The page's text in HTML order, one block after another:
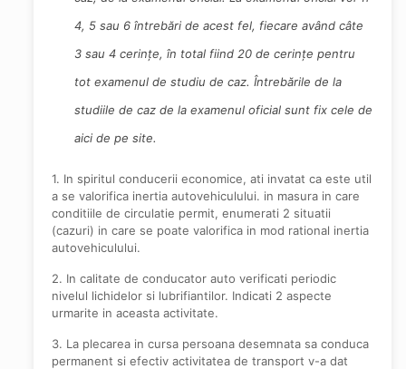
4, 5 sau 6 întrebări de acest fel, fiecare având câte
3 sau 4 cerințe, în total fiind 20 de cerințe pentru
tot examenul de studiu de caz. Întrebările de la
studiile de caz de la examenul oficial sunt fix cele de
aici de pe site.
1. In spiritul conducerii economice, ati invatat ca este util
a se valorifica inertia autovehiculului. in masura in care
conditiile de circulatie permit, enumerati 2 situatii
(cazuri) in care se poate valorifica in mod rational inertia
autovehiculului.
2. In calitate de conducator auto verificati periodic
nivelul lichidelor si lubrifiantilor. Indicati 2 aspecte
urmarite in aceasta activitate.
3. La plecarea in cursa persoana desemnata sa conduca
permanent si efectiv activitatea de transport v-a dat